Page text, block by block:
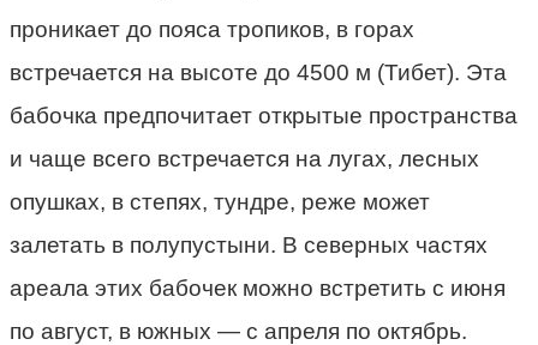
проникает до пояса тропиков, в горах
встречается на высоте до 4500 м (Тибет). Эта
бабочка предпочитает открытые пространства
и чаще всего встречается на лугах, лесных
опушках, в степях, тундре, реже может
залетать в полупустыни. В северных частях
ареала этих бабочек можно встретить с июня
по август, в южных — с апреля по октябрь.